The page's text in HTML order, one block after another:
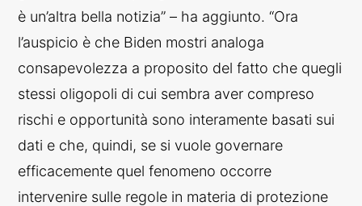
è un’altra bella notizia” – ha aggiunto. “Ora
l’auspicio è che Biden mostri analoga
consapevolezza a proposito del fatto che quegli
stessi oligopoli di cui sembra aver compreso
rischi e opportunità sono interamente basati sui
dati e che, quindi, se si vuole governare
efficacemente quel fenomeno occorre
intervenire sulle regole in materia di protezione